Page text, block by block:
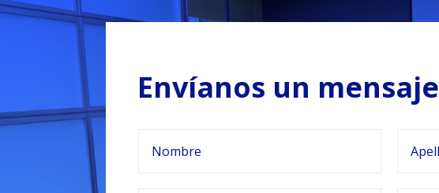
Envíanos un mensaje